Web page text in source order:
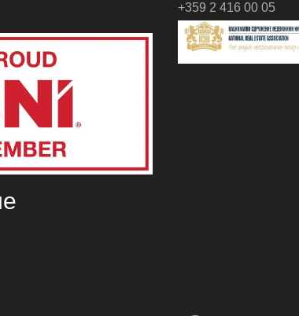
+359 2 416 00 05